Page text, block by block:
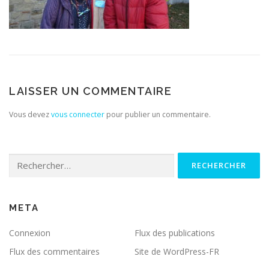
LAISSER UN COMMENTAIRE
Vous devezvous connecter pour publier un commentaire.
META
Connexion
Flux des publications
Flux des commentaires
Site de WordPress-FR